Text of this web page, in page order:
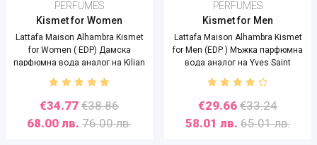
PERFUMES
Kismet for Women
Lattafa Maison Alhambra Kismet
for Women ( EDP) Дамска
парфюмна вода аналог на Kilian
Good Girl Gone Bad - 100 ml
€34.77 €38.86
68.00 лв. 76.00 лв.
PERFUMES
Kismet for Men
Lattafa Maison Alhambra Kismet
for Men (EDP ) Мъжка парфюмна
вода аналог на Yves Saint
Laurent / Tuxedo - 100 ml
€29.66 €33.24
58.01 лв. 65.01 лв.